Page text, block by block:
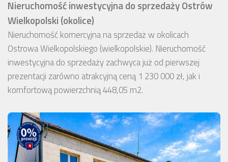
Nieruchomość inwestycyjna do sprzedaży Ostrów
Wielkopolski (okolice)
Nieruchomość komercyjna na sprzedaż w okolicach
Ostrowa Wielkopolskiego (wielkopolskie). Nieruchomość
inwestycyjna do sprzedaży zachwyca już od pierwszej
prezentacji zarówno atrakcyjną ceną 1 230 000 zł, jak i
komfortową powierzchnią 448,05 m2.